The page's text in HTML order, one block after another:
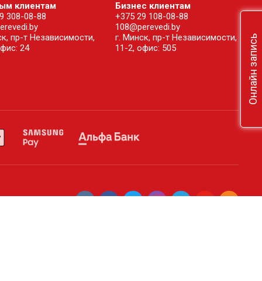
клиентам
308-08-88
пр-т Независимости,
24
Бизнес клиентам
+375 29 108-08-88
108@perevedi.by
г. Минск, пр-т Независимости,
11-2, офис: 505
Онлайн запись